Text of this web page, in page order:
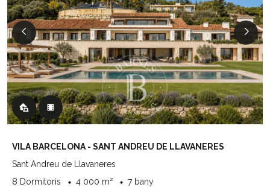
VILA BARCELONA - SANT ANDREU DE LLAVANERES
Sant Andreu de Llavaneres
8 Dormitoris
4 000 m²
7 bany